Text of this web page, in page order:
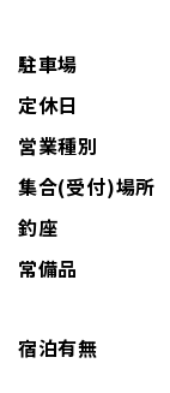
駐車場
定休日
営業種別
集合(受付)場所
釣座
常備品
宿泊有無